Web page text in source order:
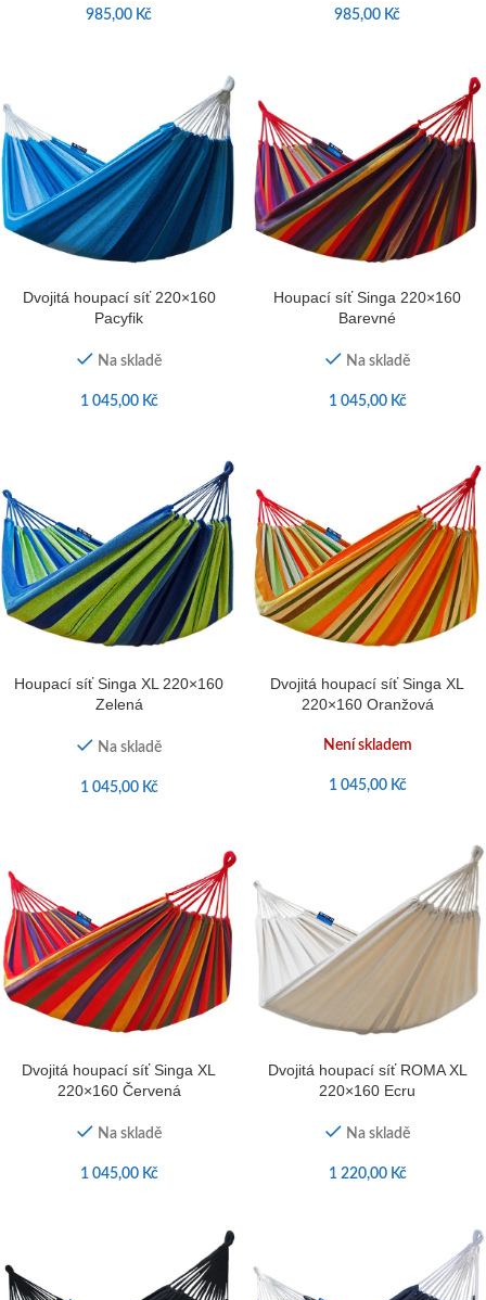
985,00 Kč 985,00 Kč
Dvojitá houpací síť 220×160
Pacyfik
Na skladě
1 045,00 Kč
Houpací síť Singa 220×160
Barevné
Na skladě
1 045,00 Kč
Houpací síť Singa XL 220×160
Zelená
Na skladě
1 045,00 Kč
Dvojitá houpací síť Singa XL
220×160 Oranžová
Není skladem
1 045,00 Kč
Dvojitá houpací síť Singa XL
220×160 Červená
Na skladě
1 045,00 Kč
Dvojitá houpací síť ROMA XL
220×160 Ecru
Na skladě
1 220,00 Kč